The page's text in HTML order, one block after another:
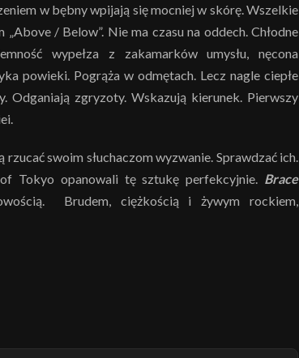
w bębny wpijają się mocniej w skórę. Wszelkie
/ Below”. Nie ma czasu na oddech. Chłodne
wypełza z zakamarków umysłu, nęcona
powieki. Pogrąża w odmętach. Lecz nagle ciepłe
Odganiają zgryzoty. Wskazują kierunek. Pierwszy
rzucać swoim słuchaczom wyzwanie. Sprawdzać ich.
Tokyo opanowali tę sztukę perfekcyjnie. Brace
Brudem, ciężkością i żywym rockiem,